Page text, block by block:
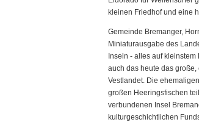
kleinen Friedhof und eine
Gemeinde Bremanger,
Miniaturausgabe des
Inseln - alles auf
auch das heute das
Vestlandet. Die
großen Heeringsfischen
verbundenen Insel
kulturgeschichtlichen